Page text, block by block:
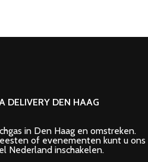
DELIVERY DEN HAAG
in Den Haag en omstreken.
of evenementen kunt u ons
Nederland inschakelen.